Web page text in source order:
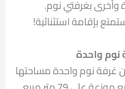
وأخرى بغرفتي نوم.
بإقامة استثنائية!
نوم واحدة
غرفة نوم واحدة مساحتها